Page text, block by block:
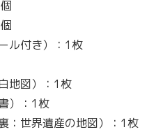
ル付き）：1枚
地図）：1枚
）：1枚
：世界遺産の地図）：1枚